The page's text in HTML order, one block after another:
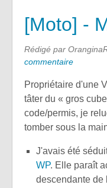
[Moto] -
Rédigé par
commentaire
Propriétaire d'une
tâter du « gros
code/permis, je
tomber sous la
J'avais été
WP. Elle paraît
descendante de